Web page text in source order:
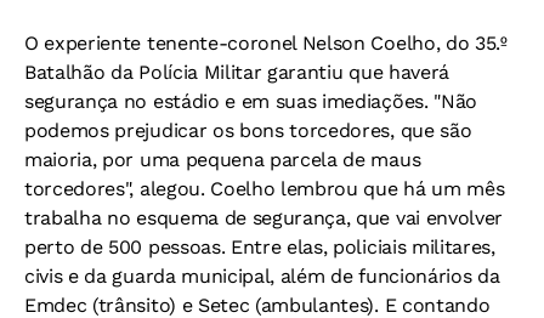
O experiente tenente-coronel Nelson Coelho, do 35.º
Batalhão da Polícia Militar garantiu que haverá
segurança no estádio e em suas imediações. "Não
podemos prejudicar os bons torcedores, que são
maioria, por uma pequena parcela de maus
torcedores", alegou. Coelho lembrou que há um mês
trabalha no esquema de segurança, que vai envolver
perto de 500 pessoas. Entre elas, policiais militares,
civis e da guarda municipal, além de funcionários da
Emdec (trânsito) e Setec (ambulantes). E contando